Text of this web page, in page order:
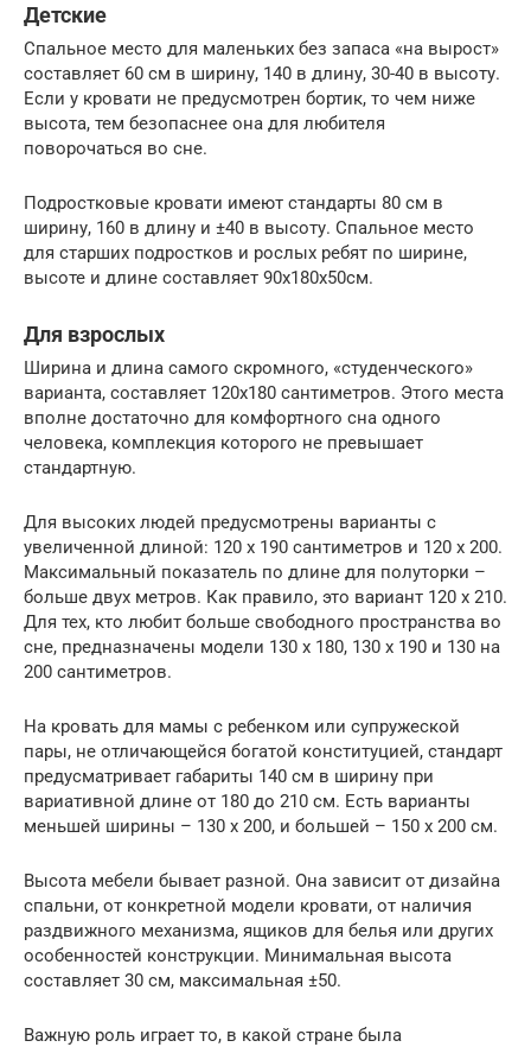
Детские
Спальное место для маленьких без запаса «на вырост»
составляет 60 см в ширину, 140 в длину, 30-40 в высоту.
Если у кровати не предусмотрен бортик, то чем ниже
высота, тем безопаснее она для любителя
поворочаться во сне.
Подростковые кровати имеют стандарты 80 см в
ширину, 160 в длину и ±40 в высоту. Спальное место
для старших подростков и рослых ребят по ширине,
высоте и длине составляет 90х180х50см.
Для взрослых
Ширина и длина самого скромного, «студенческого»
варианта, составляет 120х180 сантиметров. Этого места
вполне достаточно для комфортного сна одного
человека, комплекция которого не превышает
стандартную.
Для высоких людей предусмотрены варианты с
увеличенной длиной: 120 х 190 сантиметров и 120 х 200.
Максимальный показатель по длине для полуторки –
больше двух метров. Как правило, это вариант 120 х 210.
Для тех, кто любит больше свободного пространства во
сне, предназначены модели 130 х 180, 130 х 190 и 130 на
200 сантиметров.
На кровать для мамы с ребенком или супружеской
пары, не отличающейся богатой конституцией, стандарт
предусматривает габариты 140 см в ширину при
вариативной длине от 180 до 210 см. Есть варианты
меньшей ширины – 130 х 200, и большей – 150 х 200 см.
Высота мебели бывает разной. Она зависит от дизайна
спальни, от конкретной модели кровати, от наличия
раздвижного механизма, ящиков для белья или других
особенностей конструкции. Минимальная высота
составляет 30 см, максимальная ±50.
Важную роль играет то, в какой стране была